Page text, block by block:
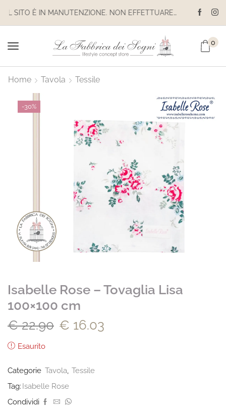
IL SITO È IN MANUTENZIONE. NON EFFETTUARE ACQUISTI. LE SPEDIZIONI SONO SOSPESE
0
Home Tavola Tessile
-30%
Isabelle Rose – Tovaglia Lisa
100×100 cm
€22.90 € 16.03
Esaurito
Categorie Tavola Tessile
Tag: Isabelle Rose
Condividi